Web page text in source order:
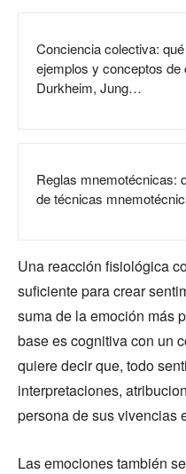
Conciencia colectiva:
ejemplos y conceptos
Durkheim, Jung…
Reglas mnemotécnicas:
de técnicas
Una reacción fisiológica
suficiente para crear
suma de la emoción más
base es cognitiva con un
quiere decir que, todo
interpretaciones,
persona de sus vivencias
Las emociones también